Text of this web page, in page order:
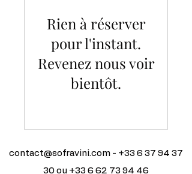
Rien à réserver
pour l'instant.
Revenez nous voir
bientôt.
contact@sofravini.com - +33 6 37 94 37
30 ou +33 6 62 73 94 46